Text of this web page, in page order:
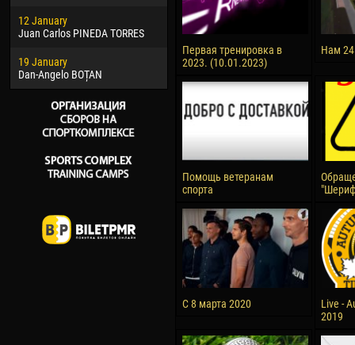
12 January
Juan Carlos PINEDA TORRES
19 January
Dan-Angelo BOȚAN
26 March
Vitor Hugo Morais de OLIVEIRA
28 March
Raí LOPES DE OLIVEIRA
15
17
Первая тренировка в
2023. (10.01.2023)
Нам
Помощь ветеранам
спорта
С 8 марта 2020
Live -
2019